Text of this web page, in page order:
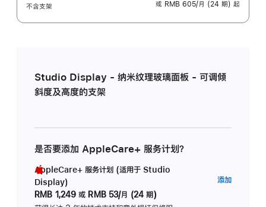
不含支架
或 RMB 605/月 (24 期) 起
Studio Display - 纳米纹理玻璃面板 - 可调倾
斜度及高度的支架
是否要添加 AppleCare+ 服务计划？
AppleCare+ 服务计划 (适用于 Studio
Display)
RMB 1,249 或 RMB 53/月 (24 期)
添加